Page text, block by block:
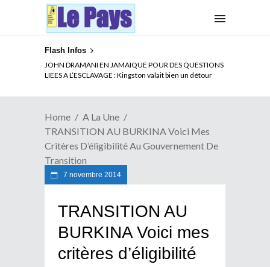
Flash Infos
ELECTION DE TALON A LA TETE DU SENAT BENINOIS :
Quand Patrice quitte le pouvoir sans partir !
Home
A La Une
TRANSITION AU BURKINA Voici Mes
Critères D’éligibilité Au Gouvernement De
Transition
7 novembre 2014
TRANSITION AU
BURKINA Voici mes
critères d’éligibilité